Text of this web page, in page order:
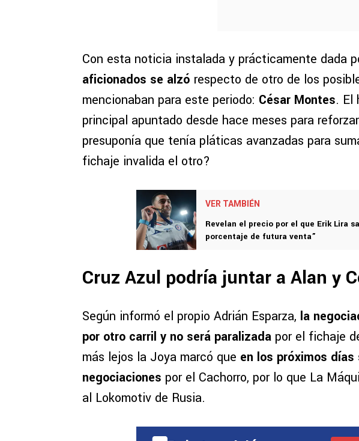
Con esta noticia instalada y prácticamente dada
aficionados se alzó respecto de otro de los
mencionaban para este periodo: César Montes. El
principal apuntado desde hace meses para
presuponía que tenía pláticas avanzadas para
fichaje invalida el otro?
VER TAMBIÉN
Revelan el precio por el que Erik Lira
porcentaje de futura venta”
Cruz Azul podría juntar a Alan y
Según informó el propio Adrián Esparza, la
por otro carril y no será paralizada por el fichaje
más lejos la Joya marcó que en los próximos
negociaciones por el Cachorro, por lo que La
al Lokomotiv de Rusia.